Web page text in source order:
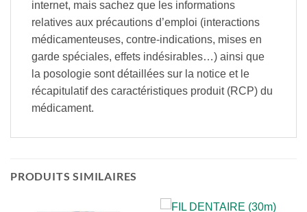
internet, mais sachez que les informations
relatives aux précautions d’emploi (interactions
médicamenteuses, contre-indications, mises en
garde spéciales, effets indésirables…) ainsi que
la posologie sont détaillées sur la notice et le
récapitulatif des caractéristiques produit (RCP) du
médicament.
PRODUITS SIMILAIRES